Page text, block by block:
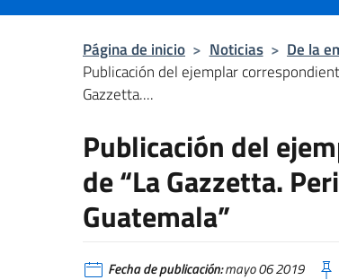
Página de inicio > Noticias > De la
Publicación del ejemplar
Gazzetta....
Publicación del
de “La Gazzetta.
Guatemala”
Fecha de publicación:mayo 06 2019